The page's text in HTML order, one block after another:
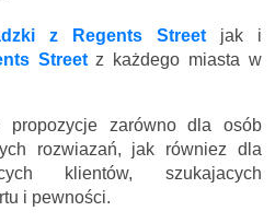
z Regents Street jak i
Streetz każdego miasta w
zarówno dla osób
rozwiazań, jak równiez dla
klientów, szukajacych
i pewności.